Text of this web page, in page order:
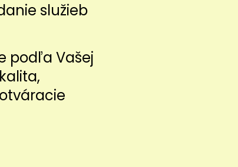
služieb
podľa Vašej